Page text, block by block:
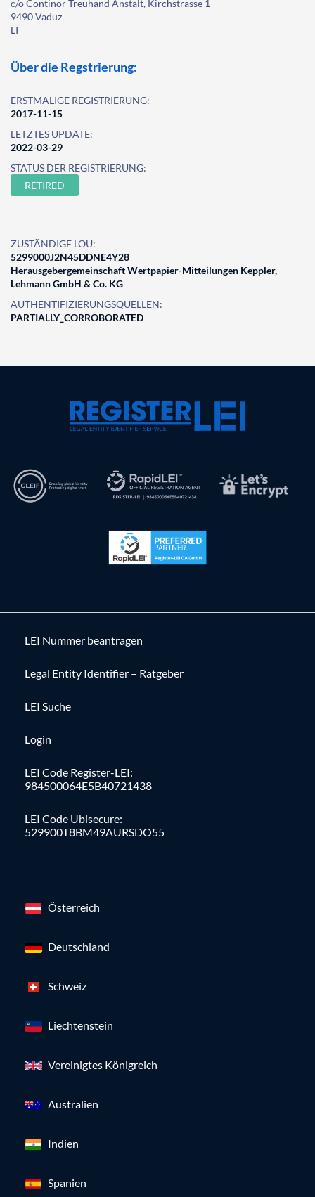
c/o Continor Treuhand Anstalt, Kirchstrasse 1
9490 Vaduz
LI
Über die Regstrierung:
ERSTMALIGE REGISTRIERUNG:
2017-11-15
LETZTES UPDATE:
2022-03-29
STATUS DER REGISTRIERUNG:
RETIRED
ZUSTÄNDIGE LOU:
5299000J2N45DDNE4Y28
Herausgebergemeinschaft Wertpapier-Mitteilungen Keppler,
Lehmann GmbH & Co. KG
AUTHENTIFIZIERUNGSQUELLEN:
PARTIALLY_CORROBORATED
LEI Nummer beantragen
Legal Entity Identifier – Ratgeber
LEI Suche
Login
LEI Code Register-LEI:
984500064E5B40721438
LEI Code Ubisecure:
529900T8BM49AURSDO55
Österreich
Deutschland
Schweiz
Liechtenstein
Vereinigtes Königreich
Australien
Indien
Spanien